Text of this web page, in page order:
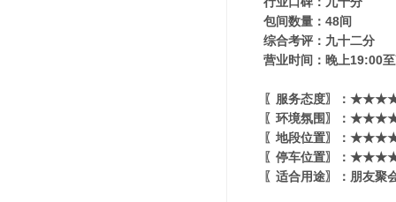
包间数量：48间
综合考评：九十二分
营业时间：晚上19:00
〖服务态度〗：
〖环境氛围〗：
〖地段位置〗：
〖停车位置〗：
〖适合用途〗：朋友聚